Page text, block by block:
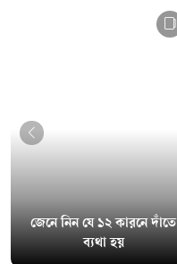
জেনে নিন যে ১২ কারনে দাঁতে
ব্যথা হয়